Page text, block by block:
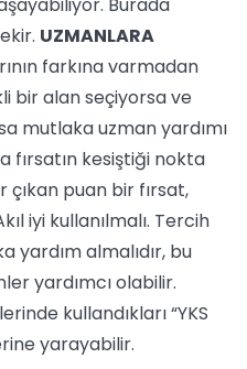
UZMANLARA
farkına varmadan
bir alan seçiyorsa ve
mutlaka uzman yardımı
fırsatın kesiştiği nokta
çıkan puan bir fırsat,
iyi kullanılmalı. Tercih
yardım almalıdır, bu
yardımcı olabilir.
kullandıkları “YKS
yarayabilir.